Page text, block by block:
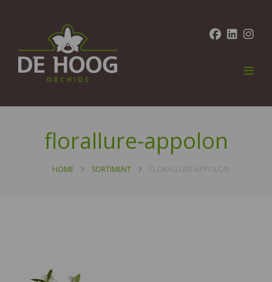
florallure-appolon
HOME SORTIMENT FLORALLURE-APPOLON